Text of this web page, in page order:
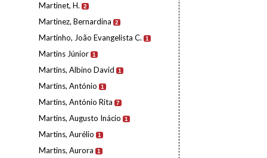
Martinet, H. 2
Martinez, Bernardina 2
Martinho, João Evangelista C. 1
Martins Júnior 1
Martins, Albino David 1
Martins, António 1
Martins, António Rita 7
Martins, Augusto Inácio 1
Martins, Aurélio 1
Martins, Aurora 1